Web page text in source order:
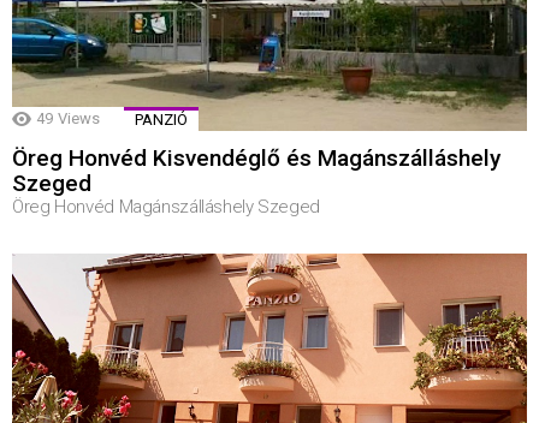
49 Views PANZIÓ
Öreg Honvéd Kisvendéglő és Magánszálláshely
Szeged
Öreg Honvéd Magánszálláshely Szeged